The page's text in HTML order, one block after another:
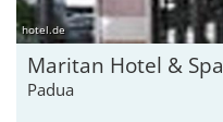
hotel.de
Maritan Hotel & Spa
Padua